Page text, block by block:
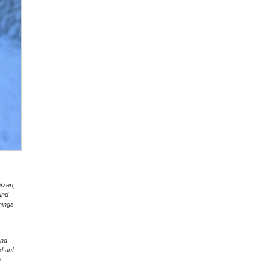
auf